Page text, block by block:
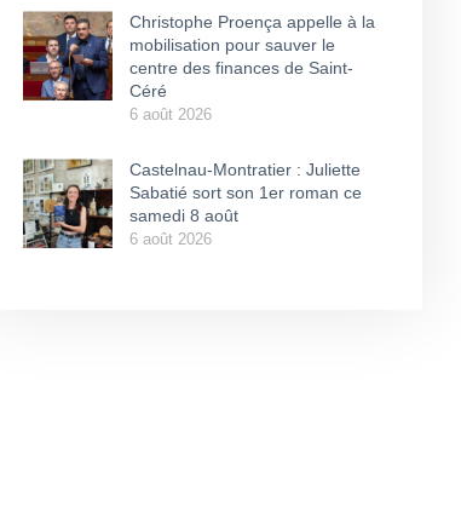
Christophe Proença appelle à la
mobilisation pour sauver le
centre des finances de Saint-
Céré
6 août 2026
Castelnau-Montratier : Juliette
Sabatié sort son 1er roman ce
samedi 8 août
6 août 2026